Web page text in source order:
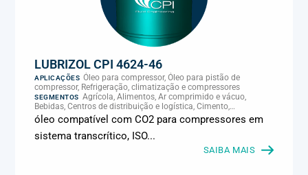
LUBRIZOL CPI 4624-46
APLICAÇÕES Óleo para compressor, Óleo para pistão de
compressor, Refrigeração, climatização e compressores
SEGMENTOS Agrícola, Alimentos, Ar comprimido e vácuo,
Bebidas, Centros de distribuição e logística, Cimento,
Climatização e HVAC, Data center, Eletroeletrônica, Embalagens
e latas, Energia (geração), Eólico, Farmacêutica e cosmética,
Frigoríficos e abate, Laticínios, Madeira e móveis,
Metalmecânica, Metalurgia e fundição, Mineração, MRO e
manutenção industrial, Naval e portuário, Panificação, Papel e
óleo compatível com CO2 para compressores em
sistema transcrítico, ISO...
SAIBA MAIS